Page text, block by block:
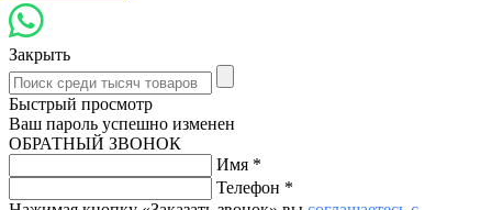
Закрыть
Быстрый просмотр
Ваш пароль успешно изменен
ОБРАТНЫЙ ЗВОНОК
Имя *
Телефон *